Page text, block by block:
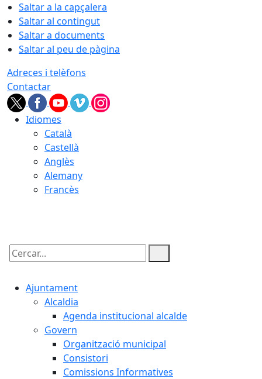
Saltar a la capçalera
Saltar al contingut
Saltar a documents
Saltar al peu de pàgina
Adreces i telèfons
Contactar
Idiomes
Català
Castellà
Anglès
Alemany
Francès
Cercar:
Ajuntament
Alcaldia
Agenda institucional alcalde
Govern
Organització municipal
Consistori
Comissions Informatives